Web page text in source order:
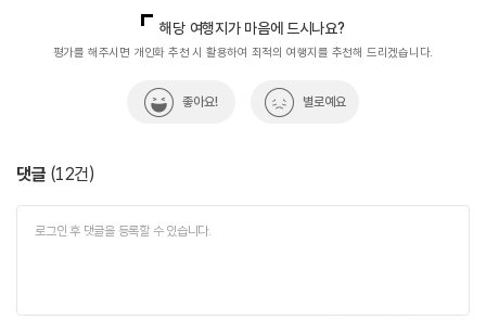
해당 여행지가 마음에 드시나요?
평가를 해주시면 개인화 추천 시 활용하여 최적의 여행지를 추천해 드리겠습니다.
좋아요! 별로예요
댓글 (12건)